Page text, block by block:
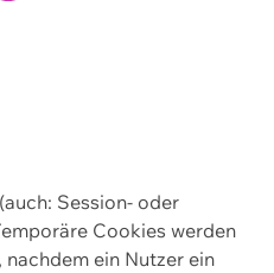
Session- oder
Cookies werden
ein Nutzer ein